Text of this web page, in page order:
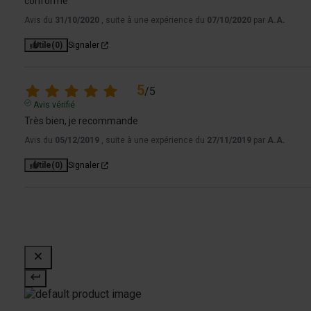
Avis du 31/10/2020 , suite à une expérience du 07/10/2020 par A.A.
Utile(0) Signaler
5/5
Avis vérifié
Très bien, je recommande
Avis du 05/12/2019 , suite à une expérience du 27/11/2019 par A.A.
Utile(0) Signaler